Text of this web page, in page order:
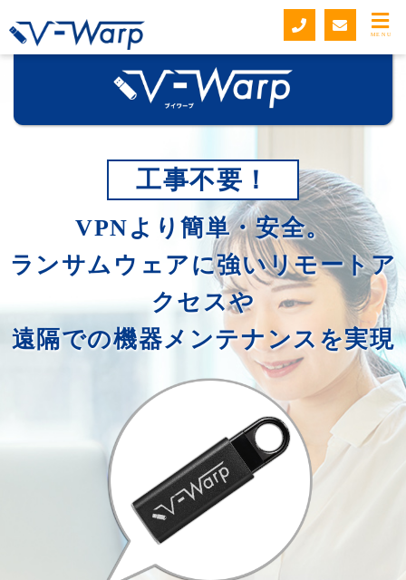
MENU
工事不要！
VPNより簡単・安全。
ランサムウェアに強いリモートア
クセスや
遠隔での機器メンテナンスを実現